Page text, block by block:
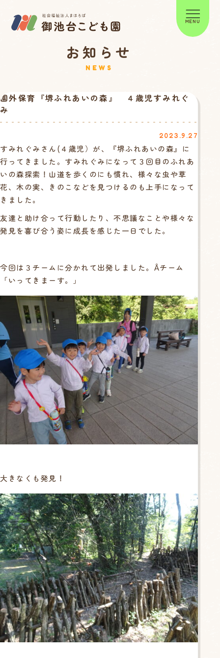
MENU
お知らせ
NEWS
園外保育『堺ふれあいの森』 ４歳児すみれぐ
み
2023.9.27
すみれぐみさん(４歳児）が、『堺ふれあいの森』に
行ってきました。すみれぐみになって３回目のふれあ
いの森探索！山道を歩くのにも慣れ、様々な虫や草
花、木の実、きのこなどを見つけるのも上手になって
きました。
友達と助け合って行動したり、不思議なことや様々な
発見を喜び合う姿に成長を感じた一日でした。
今回は３チームに分かれて出発しました。Åチーム
「いってきまーす。」
大きなくも発見！